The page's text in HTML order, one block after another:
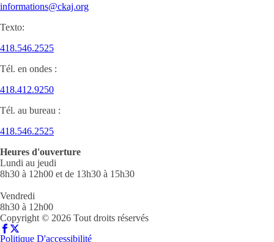
informations@ckaj.org
Texto:
418.546.2525
Tél. en ondes :
418.412.9250
Tél. au bureau :
418.546.2525
Heures d'ouverture
Lundi au jeudi
8h30 à 12h00 et de 13h30 à 15h30
Vendredi
8h30 à 12h00
Copyright © 2026 Tout droits réservés
Politique D'accessibilité